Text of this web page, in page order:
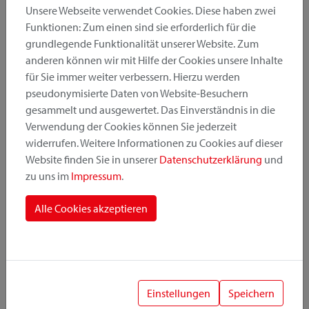
Produktkategorie
Montageposition
Befestigungssystem
Unsere Webseite verwendet Cookies. Diese haben zwei
Funktionen: Zum einen sind sie erforderlich für die
grundlegende Funktionalität unserer Website. Zum
anderen können wir mit Hilfe der Cookies unsere Inhalte
für Sie immer weiter verbessern. Hierzu werden
pseudonymisierte Daten von Website-Besuchern
gesammelt und ausgewertet. Das Einverständnis in die
Verwendung der Cookies können Sie jederzeit
widerrufen. Weitere Informationen zu Cookies auf dieser
Website finden Sie in unserer Datenschutzerklärung und
zu uns im Impressum.
Alle Cookies akzeptieren
Einstellungen Speichern